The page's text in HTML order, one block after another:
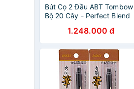
Bút Cọ 2 Đầu ABT Tombow
Bộ 20 Cây - Perfect Blend
1.248.000 đ